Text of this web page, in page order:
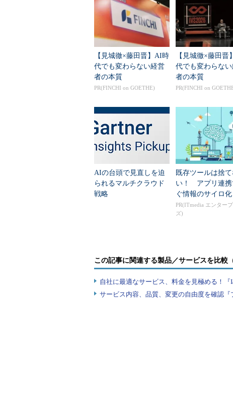
【見城徹×藤田晋】AI時
代でも変わらない経営
者の本質
PR(FINCHI on GOETHE)
【見城徹×藤田晋
代でも変わらな
者の本質
PR(FINCHI on
AIの台頭で見直しを迫
られるマルチクラウド
戦略
既存ツールは捨て
い！ アプリ連携
ぐ情報のサイロ化
PR(ITmedia エンター
ズ)
この記事に関連する製品／サービスを比較
自社に最適なサービス、料金を見極める！『
サービス内容、品質、変更の自由度を確認